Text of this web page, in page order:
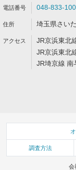
048-833-
埼玉県さい
JR京浜東北
JR京浜東北
JR埼京線 南
調査方法
会